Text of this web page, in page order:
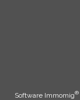
Software Immomig®